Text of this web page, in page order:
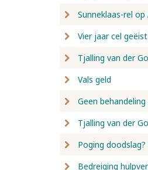
Sunneklaas-rel op
Vier jaar cel
Tjalling van der
Vals geld
Geen
Tjalling van der
Poging
Bedreiging